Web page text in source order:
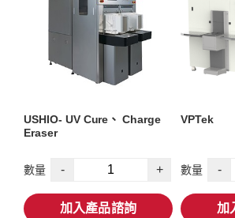
USHIO- UV Cure、 Charge
Eraser
數量 - +
加入產品諮詢
VPTek
數量 -
加